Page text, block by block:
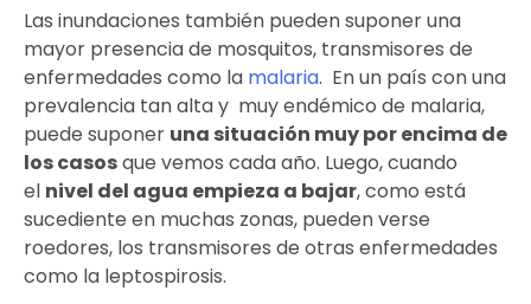
Las inundaciones también pueden suponer una
mayor presencia de mosquitos, transmisores de
enfermedades como la malaria. En un país con una
prevalencia tan alta y muy endémico de malaria,
puede suponer una situación muy por encima de
los casosque vemos cada año. Luego, cuando
el nivel del agua empieza a bajar, como está
sucediente en muchas zonas, pueden verse
roedores, los transmisores de otras enfermedades
como la leptospirosis.